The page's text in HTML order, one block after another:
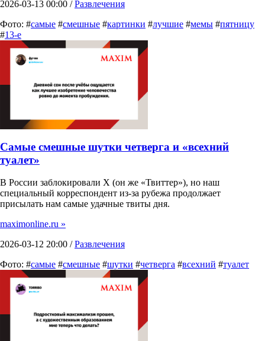
2026-03-13 00:00 /Развлечения
Фото: #самые #смешные #картинки #лучшие #мемы #пятницу
#13-е
Самые смешные шутки четверга и «всехний
туалет»
В России заблокировали X (он же «Твиттер»), но наш
специальный корреспондент из-за рубежа продолжает
присылать нам самые удачные твиты дня.
maximonline.ru »
2026-03-12 20:00 /Развлечения
Фото: #самые #смешные #шутки #четверга #всехний #туалет